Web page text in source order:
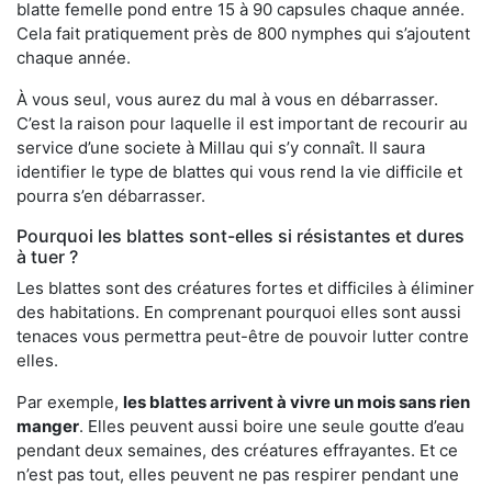
blatte femelle pond entre 15 à 90 capsules chaque année.
Cela fait pratiquement près de 800 nymphes qui s’ajoutent
chaque année.
À vous seul, vous aurez du mal à vous en débarrasser.
C’est la raison pour laquelle il est important de recourir au
service d’une societe à Millau qui s’y connaît. Il saura
identifier le type de blattes qui vous rend la vie difficile et
pourra s’en débarrasser.
Pourquoi les blattes sont-elles si résistantes et dures
à tuer ?
Les blattes sont des créatures fortes et difficiles à éliminer
des habitations. En comprenant pourquoi elles sont aussi
tenaces vous permettra peut-être de pouvoir lutter contre
elles.
Par exemple, les blattes arrivent à vivre un mois sans rien
manger. Elles peuvent aussi boire une seule goutte d’eau
pendant deux semaines, des créatures effrayantes. Et ce
n’est pas tout, elles peuvent ne pas respirer pendant une